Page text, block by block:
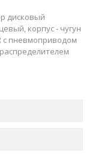
дисковый
корпус - чугун
с пневмоприводом